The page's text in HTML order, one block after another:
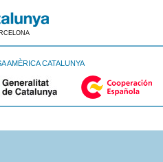
AMÈRICA CATALUNYA